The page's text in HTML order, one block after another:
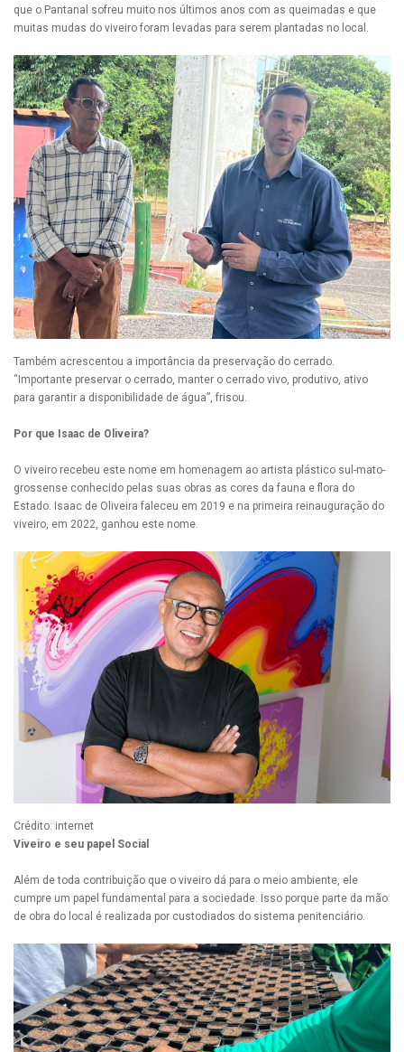
que o Pantanal sofreu muito nos últimos anos com as queimadas e que
muitas mudas do viveiro foram levadas para serem plantadas no local.
Também acrescentou a importância da preservação do cerrado.
“Importante preservar o cerrado, manter o cerrado vivo, produtivo, ativo
para garantir a disponibilidade de água”, frisou.
Por que Isaac de Oliveira?
O viveiro recebeu este nome em homenagem ao artista plástico sul-mato-
grossense conhecido pelas suas obras as cores da fauna e flora do
Estado. Isaac de Oliveira faleceu em 2019 e na primeira reinauguração do
viveiro, em 2022, ganhou este nome.
Crédito: internet
Viveiro e seu papel Social
Além de toda contribuição que o viveiro dá para o meio ambiente, ele
cumpre um papel fundamental para a sociedade. Isso porque parte da mão
de obra do local é realizada por custodiados do sistema penitenciário.